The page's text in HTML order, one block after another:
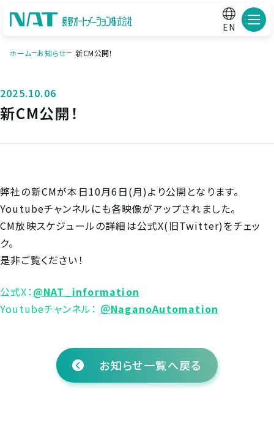
EN メニ
ホーム お知らせ 新CM公開！
2025.10.06
新CM公開！
弊社の新CMが本日10月6日(月)より公開となります。
Youtubeチャンネルにも各映像がアップされました。
CM放映スケジュールの詳細は公式X(旧Twitter)をチェッ
ク。
是非ご覧ください！
公式X：@NAT_information
Youtubeチャンネル： ＠NaganoAutomation
お知らせ一覧へ戻る